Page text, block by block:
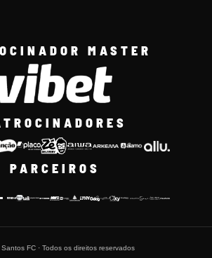
MASTER
PARCEIROS
FC · Todos os direitos reservados